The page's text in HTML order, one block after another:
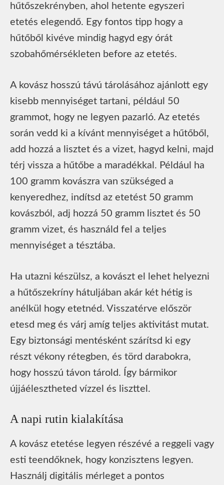
hűtőszekrényben, ahol hetente egyszeri
etetés elegendő. Egy fontos tipp hogy a
hűtőből kivéve mindig hagyd egy órát
szobahőmérsékleten before az etetés.
A kovász hosszú távú tárolásához ajánlott egy
kisebb mennyiséget tartani, például 50
grammot, hogy ne legyen pazarló. Az etetés
során vedd ki a kívánt mennyiséget a hűtőből,
add hozzá a lisztet és a vizet, hagyd kelni, majd
térj vissza a hűtőbe a maradékkal. Például ha
100 gramm kovászra van szükséged a
kenyeredhez, indítsd az etetést 50 gramm
kovászból, adj hozzá 50 gramm lisztet és 50
gramm vizet, és használd fel a teljes
mennyiséget a tésztába.
Ha utazni készülsz, a kovászt el lehet helyezni
a hűtőszekríny hátuljában akár két hétig is
anélkül hogy etetnéd. Visszatérve először
etesd meg és várj amíg teljes aktivitást mutat.
Egy biztonsági mentésként szárítsd ki egy
részt vékony rétegben, és törd darabokra,
hogy hosszú távon tárold. Így bármikor
újjáélesztheted vízzel és liszttel.
A napi rutin kialakítása
A kovász etetése legyen részévé a reggeli vagy
esti teendőknek, hogy konzisztens legyen.
Használj digitális mérleget a pontos